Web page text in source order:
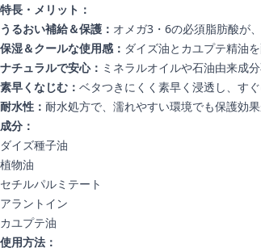
特長・メリット：
うるおい補給＆保護： オメガ3・6の必須脂肪酸が
保湿＆クールな使用感： ダイズ油とカユプテ精油
ナチュラルで安心： ミネラルオイルや石油由来成
素早くなじむ： ベタつきにくく素早く浸透し、す
耐水性： 耐水処方で、濡れやすい環境でも保護効
成分：
ダイズ種子油
植物油
セチルパルミテート
アラントイン
カユプテ油
使用方法：